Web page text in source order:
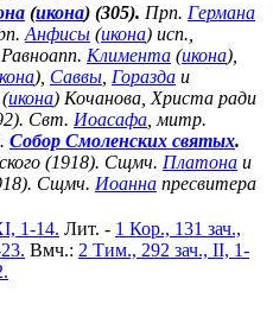
(икона) (305). Прп. Германа
Анфисы (икона) исп.,
Климента (икона),
), Саввы Горазда и
(икона) Кочанова, Христа ради
Свт. Иоасафа , митр.
Собор Смоленских святых.
(1918). Сщмч. Платона и
Сщмч. Иоанна пресвитера
1-14. Лит. - 1 Кор., 131 зач.,
Вмч.: 2 Тим., 292 зач., II, 1-